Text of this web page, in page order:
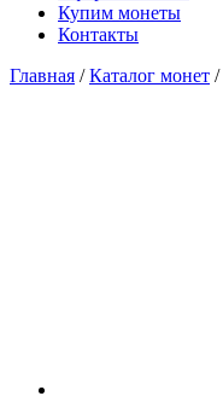
Купим монеты
Контакты
Главная /Каталог монет /